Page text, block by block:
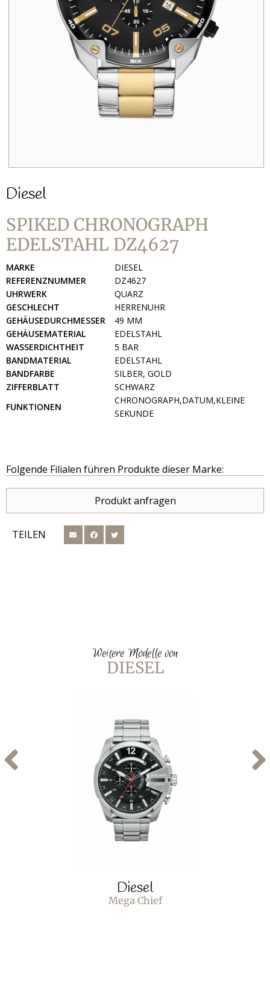
Diesel
SPIKED CHRONOGRAPH
EDELSTAHL DZ4627
MARKE
DIESEL
REFERENZNUMMER
DZ4627
UHRWERK
QUARZ
GESCHLECHT
HERRENUHR
GEHÄUSEDURCHMESSER
49 MM
GEHÄUSEMATERIAL
EDELSTAHL
WASSERDICHTHEIT
5 BAR
BANDMATERIAL
EDELSTAHL
BANDFARBE
SILBER, GOLD
ZIFFERBLATT
SCHWARZ
FUNKTIONEN
CHRONOGRAPH,DATUM,KLEINE
SEKUNDE
Folgende Filialen führen Produkte dieser Marke:
Produkt anfragen
TEILEN
Weitere Modelle von
DIESEL
Diesel
Mega Chief